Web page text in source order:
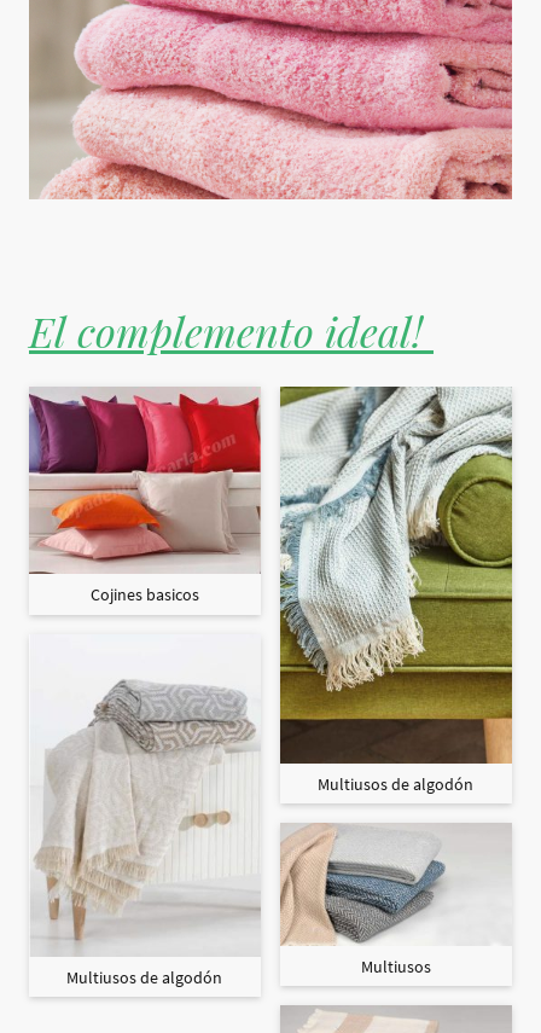
El complemento ideal!
Cojines basicos
Multiusos de algodón
Multiusos de algodón
Multiusos